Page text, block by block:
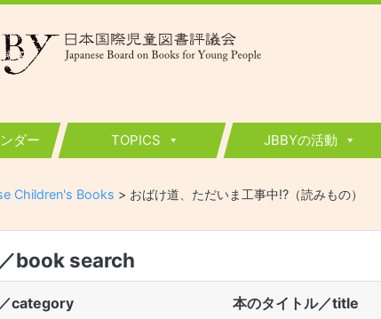
ダー TOPICS JBBYの活動
Children's Books > おばけ道、ただいま工事中!?（読みもの）
book search
category 本のタイトル／title